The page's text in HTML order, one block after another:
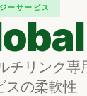
ーサービス
チリンク
スの柔軟性